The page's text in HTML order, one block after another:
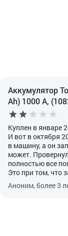
Аккумулятор
Ah) 1000 А,
Куплен в январе
И вот в октября
в машину, а он
может.
полностью все
Это при том, что
генератора
вольтметром,
Аноним, более 3